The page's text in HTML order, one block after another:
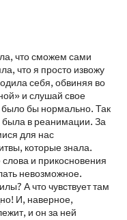
что сможем сами
что я просто извожу
себя, обвиняя во
и слушай свое
было бы нормально. Так
в реанимации. За
для нас
которые знала.
и прикосновения
невозможное.
А что чувствует там
И, наверное,
и он за ней